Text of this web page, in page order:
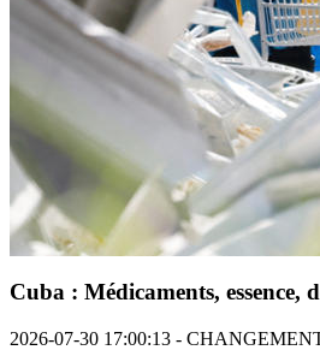
Cuba : Médicaments, essence,
2026-07-30 17:00:13 - CHANGEMENT